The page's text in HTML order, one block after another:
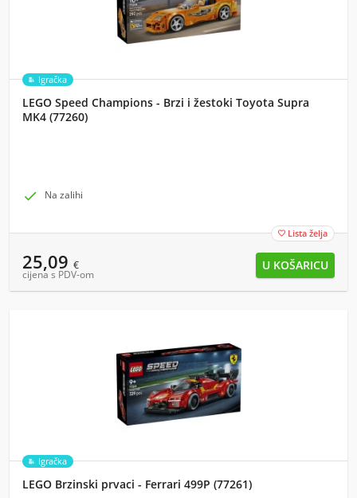
Igračka
LEGO Speed Champions - Brzi i žestoki Toyota Supra
MK4 (77260)
 Na zalihi
 Lista želja
25,09 €
cijena s PDV-om
Igračka
LEGO Brzinski prvaci - Ferrari 499P (77261)